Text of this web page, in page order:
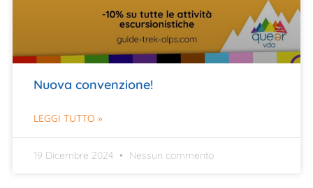
Nuova convenzione!
LEGGI TUTTO »
19 Dicembre 2024 Nessun commento